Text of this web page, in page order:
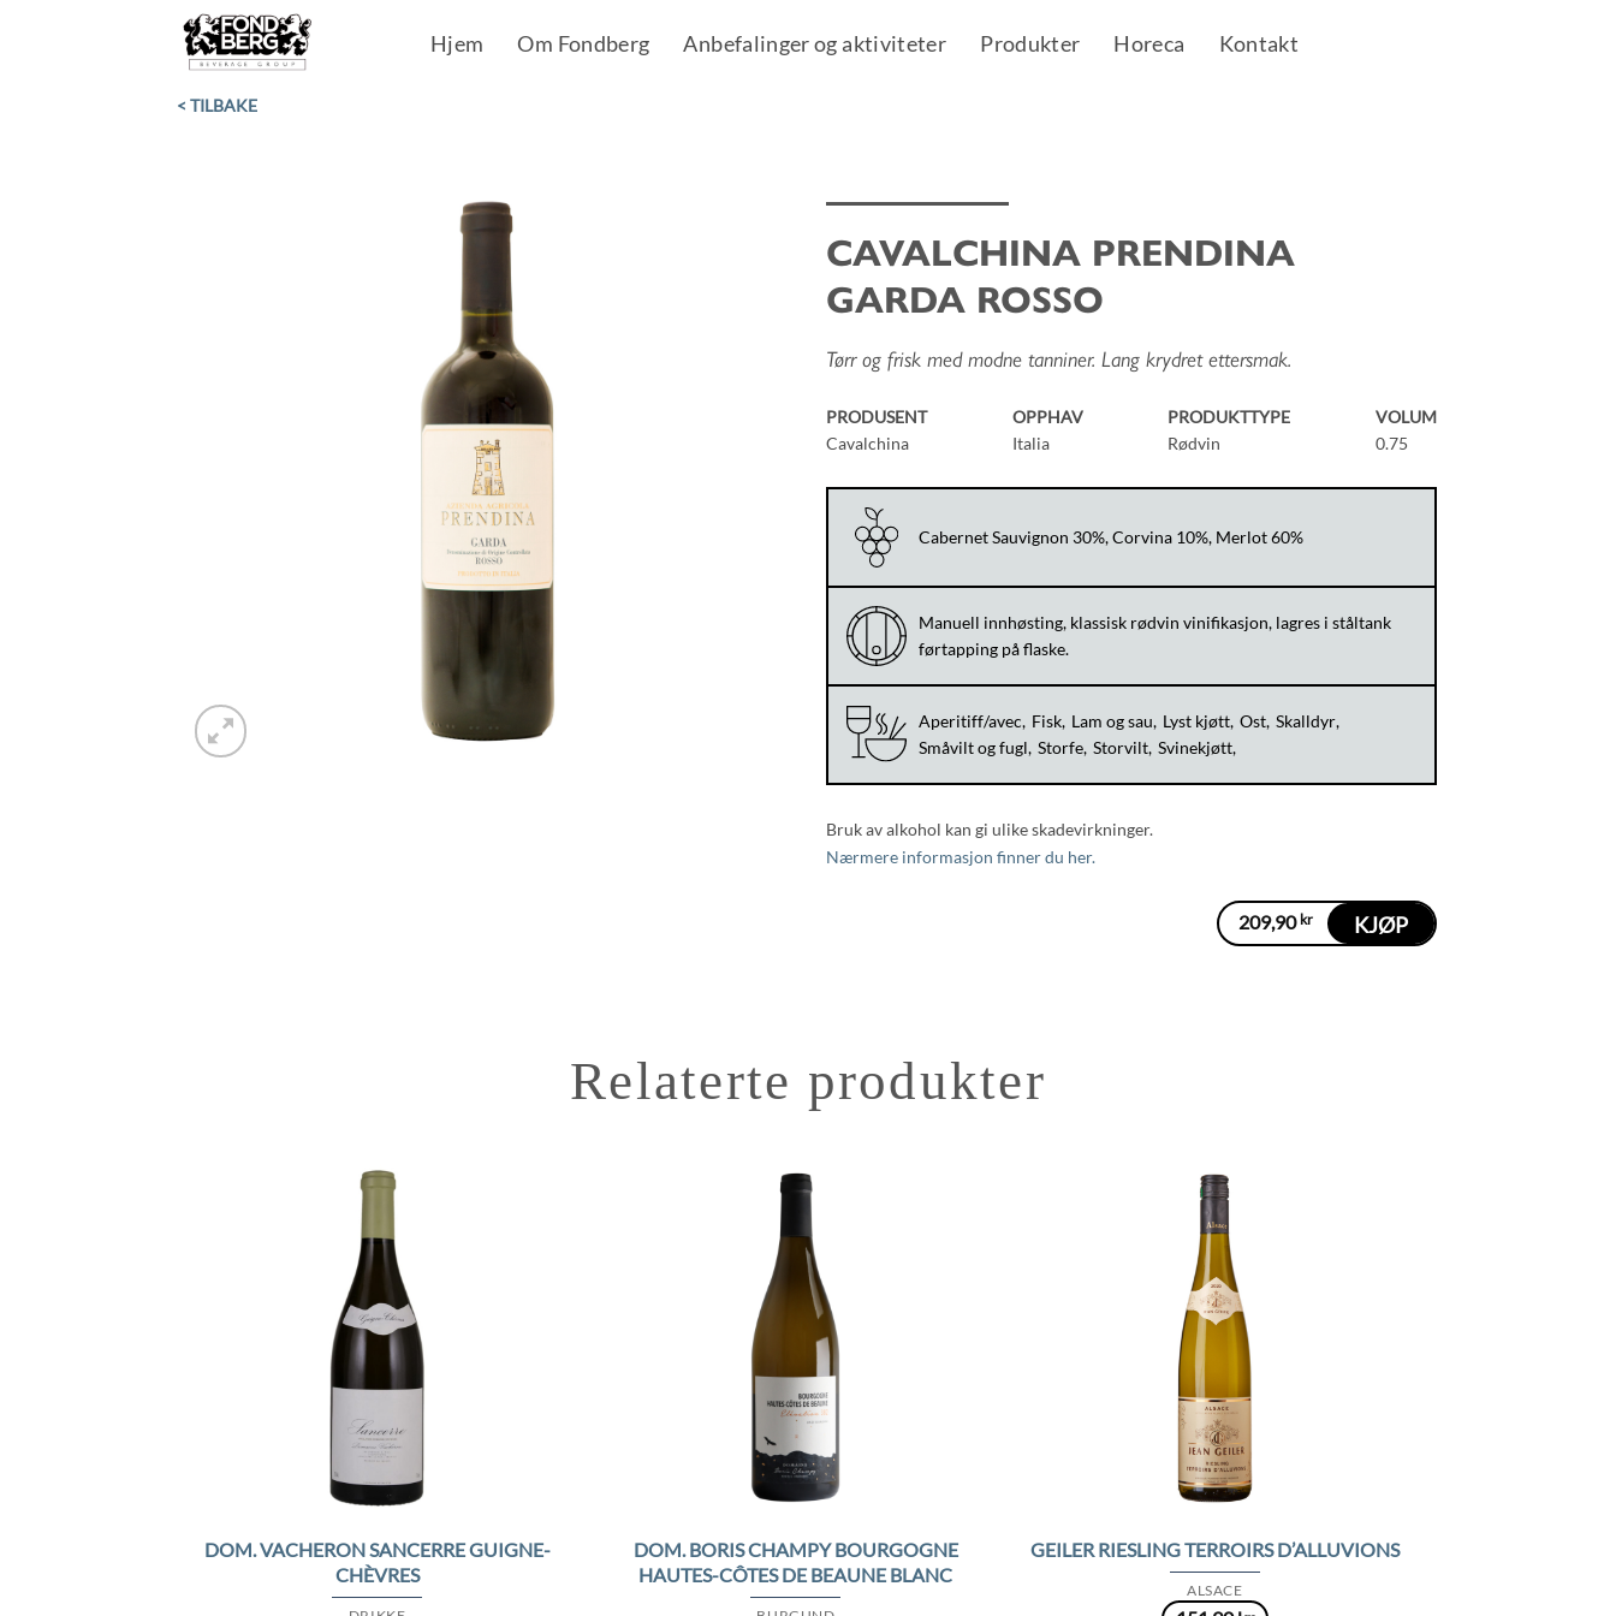
Hjem Om Fondberg Anbefalinger og aktiviteter Produkter Horeca Kontakt
< TILBAKE
CAVALCHINA PRENDINA
GARDA ROSSO
Tørr og frisk med modne tanniner. Lang krydret ettersmak.
PRODUSENT
Cavalchina
OPPHAV
Italia
PRODUKTTYPE
Rødvin
VOLUM
0.75
Cabernet Sauvignon 30%, Corvina 10%, Merlot 60%
Manuell innhøsting, klassisk rødvin vinifikasjon, lagres i ståltank
førtapping på flaske.
Aperitiff/avec Fisk Lam og sau Lyst kjøtt Ost Skalldyr
Småvilt og fugl Storfe Storvilt Svinekjøtt
Bruk av alkohol kan gi ulike skadevirkninger.
Nærmere informasjon finner du her.
209,90 kr KJØP
Relaterte produkter
DOM. VACHERON SANCERRE GUIGNE-
CHÈVRES
DOM. BORIS CHAMPY BOURGOGNE
HAUTES-CÔTES DE BEAUNE BLANC
ALSACE
GEILER RIESLING TERROIRS D’ALLUVIONS